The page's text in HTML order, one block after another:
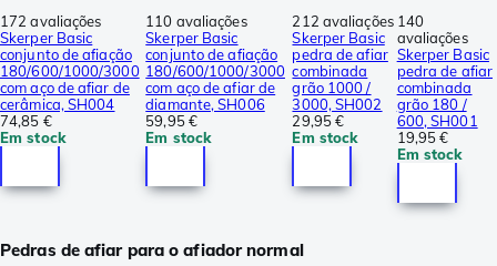
172 avaliações
Skerper Basic
conjunto de afiação
180/600/1000/3000
com aço de afiar de
cerâmica, SH004
74,85 €
Em stock
110 avaliações
Skerper Basic
conjunto de afiação
180/600/1000/3000
com aço de afiar de
diamante, SH006
59,95 €
Em stock
212 avaliações
Skerper Basic
pedra de afiar
combinada
grão 1000 /
3000, SH002
29,95 €
Em stock
140
avaliações
Skerper Basic
pedra de afiar
combinada
grão 180 /
600, SH001
19,95 €
Em stock
Pedras de afiar para o afiador normal